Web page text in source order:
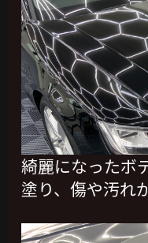
綺麗になったボ
塗り、傷や汚れ